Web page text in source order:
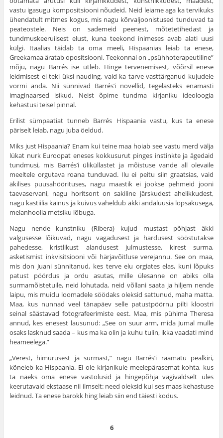
vastu igasugu kompositsiooni nõudeid. Neid leiame aga ka tervikuks
ühendatult mitmes kogus, mis nagu kõrvaljoonistused tunduvad ta
peateostele. Neis on sademeid peenest, mõtetetihedast ja
tundmuskeeruiisest elust, kuna teekond inimeses avab alati uusi
külgi. Itaalias täidab ta oma meeli, Hispaanias leiab ta enese,
Greekamaa äratab opositsiooni. Teekonnal on „psühhoterapeutiline”
mõju, nagu Barrés ise ütleb. Hinge tervenemisest, võõrsil enese
leidmisest ei teki üksi nauding, vaid ka tarve vasttärganud kujudele
vormi anda. Nii sünnivad Barrés’i novellid, tegelasteks enamasti
imaginaarsed isikud. Neist õpime tundma kirjaniku ideoloogia
kehastusi teisel pinnal.
Erilist sümpaatiat tunneb Barrés Hispaania vastu, kus ta enese
päriselt leiab, nagu juba öeldud.
Miks just Hispaania? Enam kui teine maa hoiab see vastu merd välja
lükat nurk Euroopat eneses kokkusurut pinges instinkte ja ägedaid
tundmusi, mis Barrés’i üliküllastet ja mõistuse vande all olevaile
meeltele orgutava roana tunduvad. Ilu ei peitu siin graatsias, vaid
äkilises puusahöörituses, nagu maastik ei jookse pehmeid jooni
taevaservani, nagu horitsont on sakiline järskudest ahelikkudest,
nagu kastiilia kainus ja kuivus vaheldub äkki andaluusia lopsakusega,
melanhoolia metsiku lõbuga.
Nagu nende kunstniku (Ribera) kujud mustast põhjast äkki
valgusesse lõikuvad, nagu vagadusest ja hardusest sööstutakse
pahedesse, kristlikust alandusest julmustesse, kirest surma,
asketismist inkvisitsiooni või härja­võitluse verejannu. See on maa,
mis don Juani sünnitanud, kes terve elu orgiates elas, kuni lõpuks
patust pöördus ja ordu asutas, mille ülesanne on abiks olla
surmamõistetuile, neid lohutada, neid võllani saata ja hiljem nende
laipu, mis muidu loomadele söödaks oleksid sattunud, maha matta.
Maa, kus nunnad veel tänapäev selle patustpöörnu pilti kloostri
seinal säästavad fotografeerimiste eest. Maa, mis pühima Theresa
annud, kes enesest lausunud: „See on suur arm, mida Jumal mulle
osaks lasknud saada – kus ma ka olin ja kuhu tulin, ikka vaadati mind
heameelega.”
„Verest, himurusest ja surmast,” nagu Barrés’i raamatu pealkiri,
kõneleb ka Hispaania. Ei ole kirjanikule meelepärasemat kohta, kus
ta näeks oma enese vastolusid ja hingepõhja vägivaldselt üles
keerutavaid ekstaase nii ilmselt: need oleksid kui ses maas kehastuse
leidnud. Ta enese barokk hing leiab siin end täiesti kodus.
6